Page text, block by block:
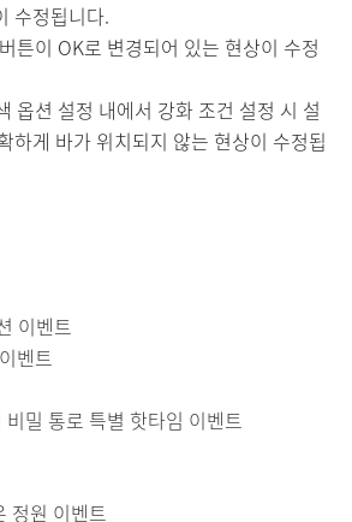
수정됩니다.
튼이 OK로 변경되어 있는 현상이 수정
옵션 설정 내에서 강화 조건 설정 시 설
하게 바가 위치되지 않는 현상이 수정됩
이벤트
벤트
밀 통로 특별 핫타임 이벤트
정원 이벤트